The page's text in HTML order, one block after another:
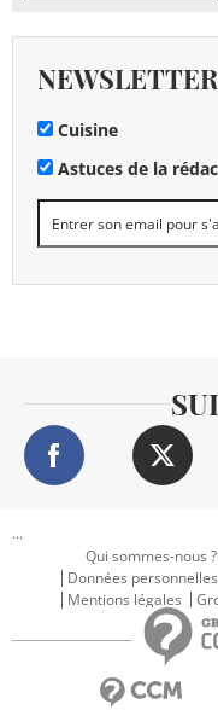
Cuisine
Astuces de la rédac
...
Qui sommes-nous ?
Données personnelles
Mentions légales